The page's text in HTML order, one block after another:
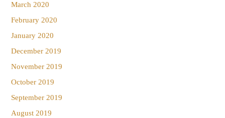
March 2020
February 2020
January 2020
December 2019
November 2019
October 2019
September 2019
August 2019